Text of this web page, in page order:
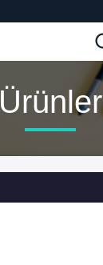
Ürünler